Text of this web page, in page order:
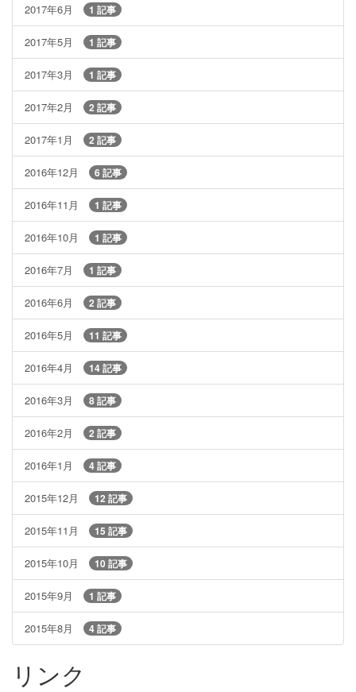
2017年6月 1 記事
2017年5月 1 記事
2017年3月 1 記事
2017年2月 2 記事
2017年1月 2 記事
2016年12月 6 記事
2016年11月 1 記事
2016年10月 1 記事
2016年7月 1 記事
2016年6月 2 記事
2016年5月 11 記事
2016年4月 14 記事
2016年3月 8 記事
2016年2月 2 記事
2016年1月 4 記事
2015年12月 12 記事
2015年11月 15 記事
2015年10月 10 記事
2015年9月 1 記事
2015年8月 4 記事
リンク